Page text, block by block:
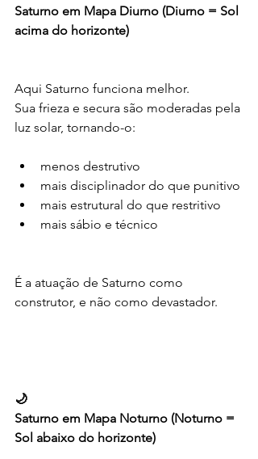
Saturno em Mapa Diurno (Diurno = Sol
acima do horizonte)
Aqui Saturno funciona melhor.
Sua frieza e secura são moderadas pela
luz solar, tornando-o:
menos destrutivo
mais disciplinador do que punitivo
mais estrutural do que restritivo
mais sábio e técnico
É a atuação de Saturno como
construtor, e não como devastador.
🌙
Saturno em Mapa Noturno (Noturno =
Sol abaixo do horizonte)